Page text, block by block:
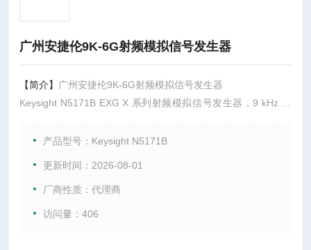
广州安捷伦9K-6G射频模拟信号发生器
【简介】 广州安捷伦9K-6G射频模拟信号发生器
Keysight N5171B EXG X 系列射频模拟信号发生器，9 kHz 至
GHz 性能水平 ◆◆◆◇◇◇ 1 GHz 时的输出功率 -144 dBm 至 +
产品型号：Keysight N5171B
更新时间：2026-08-01
厂商性质：代理商
访问量：406